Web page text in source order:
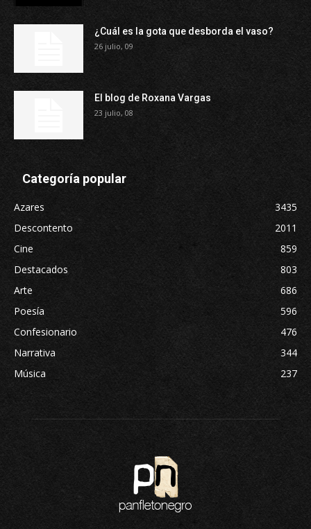
¿Cuál es la gota que desborda el vaso?
26 julio, 09
El blog de Roxana Vargas
23 julio, 08
Categoría popular
Azares
3435
Descontento
2011
Cine
859
Destacados
803
Arte
686
Poesía
596
Confesionario
476
Narrativa
344
Música
237